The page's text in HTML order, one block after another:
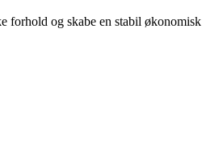
forhold og skabe en stabil økonomisk